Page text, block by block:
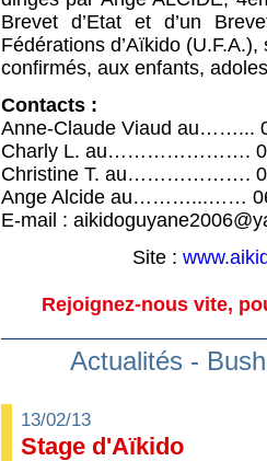
Brevet d’Etat et d’un
Fédérations d’Aïkido
confirmés, aux enfants,
Contacts :
Anne-Claude Viaud au……...
Charly L. au…………………. 06
Christine T. au……………….
Ange Alcide au………...……
E-mail :
Site :
Rejoignez-nous vite,
Actualités -
13/02/13
Stage d'Aïkido